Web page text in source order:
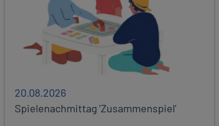
20.08.2026
Spielenachmittag 'Zusammenspiel'